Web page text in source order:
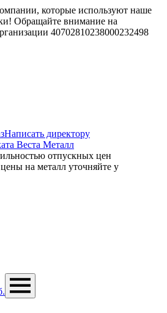
которые используют наше
Обращайте внимание на
40702810238000232498
Написать директору
отпускных цен
на металл уточняйте у